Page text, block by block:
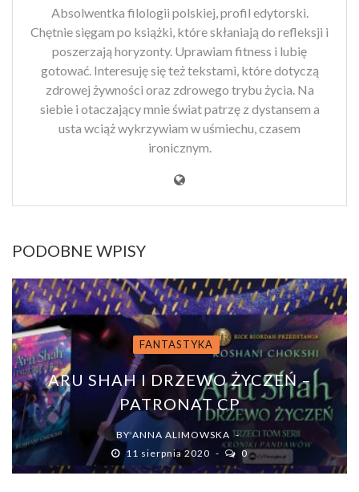
Absolwentka filologii polskiej, profil edytorski.
Chętnie sięgam po książki, które skłaniają do refleksji i
poszerzają horyzonty. Uprawiam fitness i lubię
gotować. Interesuję się też tekstami, które dotyczą
zdrowej żywności oraz zdrowego trybu życia. Na
siebie i otaczający mnie świat patrzę z dystansem a
usta wciąż wykrzywiam w uśmiechu, czasem
ironicznym.
PODOBNE WPISY
FANTASTYKA
ARU SHAH I DRZEWO ŻYCZEŃ –
PATRONAT CP
BYANNA ALIMOWSKA
11 sierpnia 2020
0